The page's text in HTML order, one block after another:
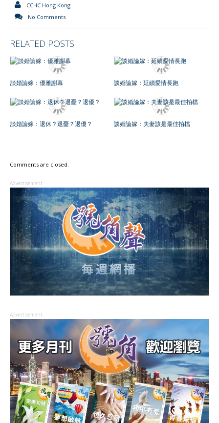
CCHC Hong Kong
No Comments
RELATED POSTS
談婚論嫁：優雅謝幕 談婚論嫁：延續愛情長跑
談婚論嫁：退休？退憂？退優？ 談婚論嫁：夫妻該是最佳拍檔
Comments are closed.
Advertisement
Advertisement